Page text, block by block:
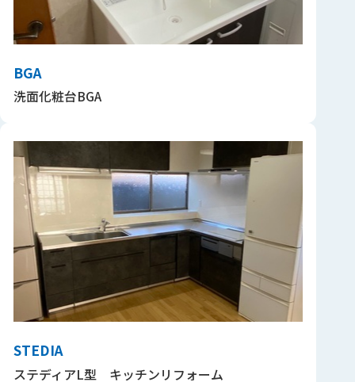
BGA
洗面化粧台BGA
STEDIA
ステディアL型 キッチンリフォーム